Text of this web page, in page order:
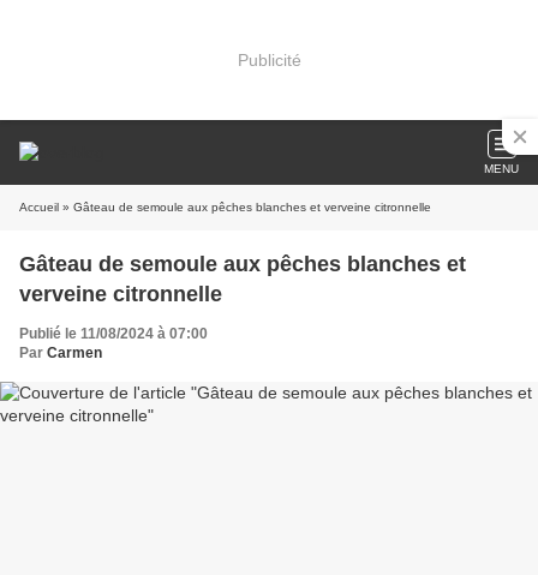
Publicité
MENU
Accueil » Gâteau de semoule aux pêches blanches et verveine citronnelle
Gâteau de semoule aux pêches blanches et
verveine citronnelle
Publié le 11/08/2024 à 07:00
Par Carmen